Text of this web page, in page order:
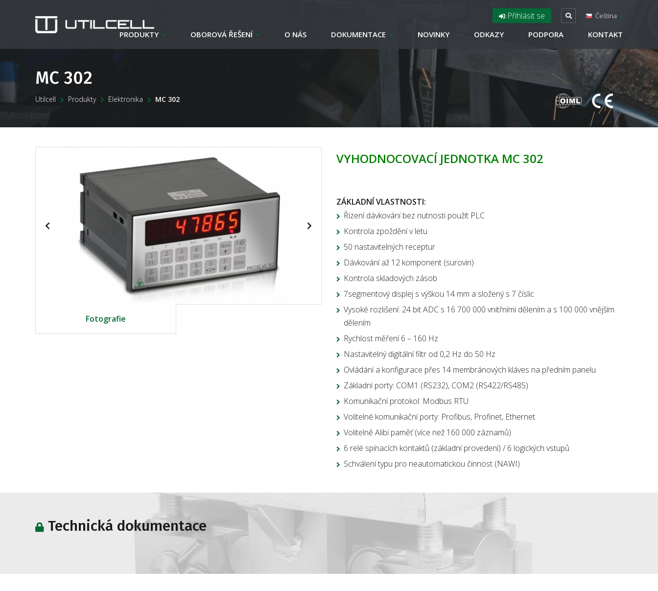
Přihlásit se Čeština
PRODUKTY OBOROVÁ ŘEŠENÍ O NÁS DOKUMENTACE NOVINKY ODKAZY PODPORA KONTAKT
MC 302
Utilcell Produkty Elektronika MC 302
Fotografie
VYHODNOCOVACÍ JEDNOTKA MC 302
ZÁKLADNÍ VLASTNOSTI:
Řízení dávkování bez nutnosti použít PLC
Kontrola zpoždění v letu
50 nastavitelných receptur
Dávkování až 12 komponent (surovin)
Kontrola skladových zásob
7segmentový displej s výškou 14 mm a složený s 7 číslic
Vysoké rozlišení: 24 bit ADC s 16 700 000 vnitřními dělením a s 100 000 vnějším
dělením
Rychlost měření 6 – 160 Hz
Nastavitelný digitální filtr od 0,2 Hz do 50 Hz
Ovládání a konfigurace přes 14 membránových kláves na předním panelu
Základní porty: COM1 (RS232), COM2 (RS422/RS485)
Komunikační protokol: Modbus RTU
Volitelné komunikační porty: Profibus, Profinet, Ethernet
Volitelně Alibi paměť (více než 160 000 záznamů)
6 relé spínacích kontaktů (základní provedení) / 6 logických vstupů
Schválení typu pro neautomatickou činnost (NAWI)
Technická dokumentace